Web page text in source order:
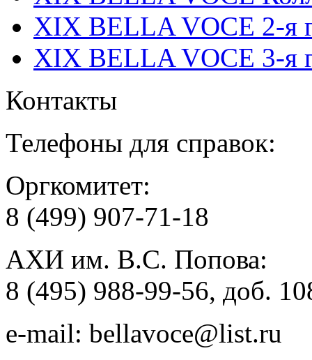
XIX BELLA VOCE 2-я
XIX BELLA VOCE 3-я
Контакты
Телефоны для справок:
Оргкомитет:
8 (499) 907-71-18
АХИ им. В.С. Попова:
8 (495) 988-99-56, доб.
e-mail: bellavoce@list.ru